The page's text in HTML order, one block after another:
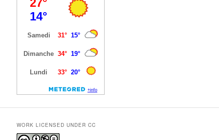
WORK LICENSED UNDER CC